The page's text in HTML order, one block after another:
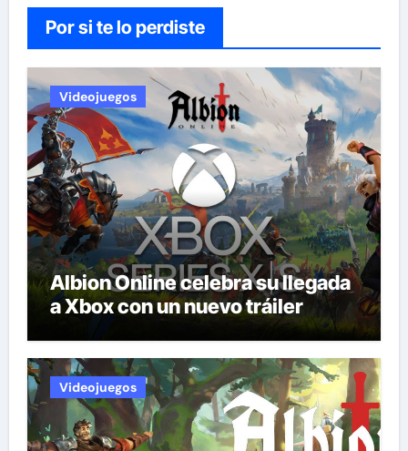
Por si te lo perdiste
Videojuegos
Albion Online celebra su llegada
a Xbox con un nuevo tráiler
Videojuegos